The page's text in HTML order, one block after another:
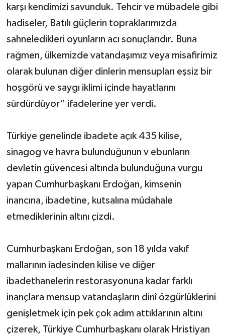
karşı kendimizi savunduk. Tehcir ve mübadele gibi
hadiseler, Batılı güçlerin topraklarımızda
sahneledikleri oyunların acı sonuçlarıdır. Buna
rağmen, ülkemizde vatandaşımız veya misafirimiz
olarak bulunan diğer dinlerin mensupları eşsiz bir
hoşgörü ve saygı iklimi içinde hayatlarını
sürdürdüyor” ifadelerine yer verdi.
Türkiye genelinde ibadete açık 435 kilise,
sinagog ve havra bulunduğunun v ebunların
devletin güvencesi altında bulunduğuna vurgu
yapan Cumhurbaşkanı Erdoğan, kimsenin
inancına, ibadetine, kutsalına müdahale
etmediklerinin altını çizdi.
Cumhurbaşkanı Erdoğan, son 18 yılda vakıf
mallarının iadesinden kilise ve diğer
ibadethanelerin restorasyonuna kadar farklı
inançlara mensup vatandaşların dinî özgürlüklerini
genişletmek için pek çok adım attıklarının altını
çizerek, Türkiye Cumhurbaşkanı olarak Hristiyan